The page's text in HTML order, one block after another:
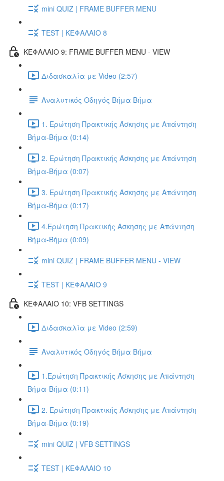
mini QUIZ | FRAME BUFFER MENU
TEST | ΚΕΦΑΛΑΙΟ 8
ΚΕΦΑΛΑΙΟ 9: FRAME BUFFER MENU - VIEW
Διδασκαλία με Video (2:57)
Αναλυτικός Οδηγός Βήμα Βήμα
1. Ερώτηση Πρακτικής Άσκησης με Απάντηση
Βήμα-Βήμα (0:14)
2. Ερώτηση Πρακτικής Άσκησης με Απάντηση
Βήμα-Βήμα (0:07)
3. Ερώτηση Πρακτικής Άσκησης με Απάντηση
Βήμα-Βήμα (0:17)
4.Ερώτηση Πρακτικής Άσκησης με Απάντηση
Βήμα-Βήμα (0:09)
mini QUIZ | FRAME BUFFER MENU - VIEW
TEST | ΚΕΦΑΛΑΙΟ 9
ΚΕΦΑΛΑΙΟ 10: VFB SETTINGS
Διδασκαλία με Video (2:59)
Αναλυτικός Οδηγός Βήμα Βήμα
1.Ερώτηση Πρακτικής Άσκησης με Απάντηση
Βήμα-Βήμα (0:11)
2. Ερώτηση Πρακτικής Άσκησης με Απάντηση
Βήμα-Βήμα (0:19)
mini QUIZ | VFB SETTINGS
TEST | ΚΕΦΑΛΑΙΟ 10